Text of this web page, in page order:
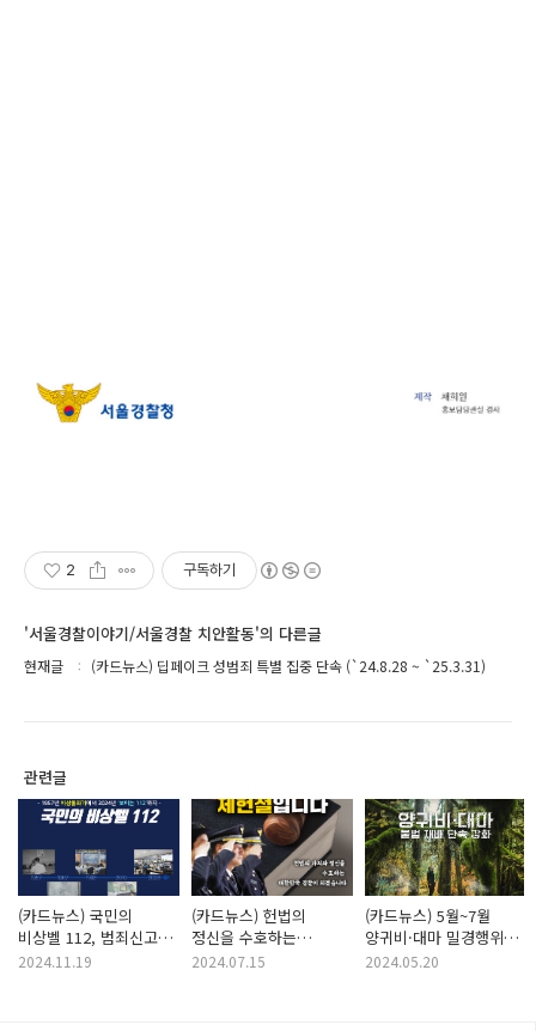
2 구독하기
'서울경찰이야기/서울경찰 치안활동'의 다른글
현재글 (카드뉴스) 딥페이크 성범죄 특별 집중 단속 (`24.8.28 ~ `25.3.31)
관련글
(카드뉴스) 국민의
비상벨 112, 범죄신고
시스템은 계속
2024.11.19
(카드뉴스) 헌법의
정신을 수호하는
대한민국 경찰이
2024.07.15
(카드뉴스) 5월~7월
양귀비·대마 밀경행위
단속 활동 강화
2024.05.20